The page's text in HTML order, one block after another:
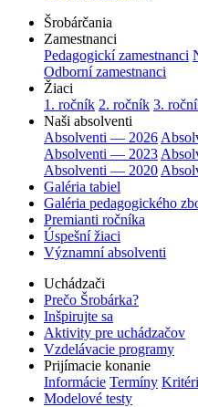
Šrobárčania
Zamestnanci
Pedagogickí zamestnanci
Odborní zamestnanci
Žiaci
1. ročník 2. ročník 3.
Naši absolventi
Absolventi — 2026
Absolventi — 2023
Absolventi — 2020
Galéria tabiel
Galéria pedagogického
Premianti ročníka
Úspešní žiaci
Významní absolventi
Uchádzači
Prečo Šrobárka?
Inšpirujte sa
Aktivity pre uchádzačov
Vzdelávacie programy
Prijímacie konanie
Informácie Termíny
Modelové testy